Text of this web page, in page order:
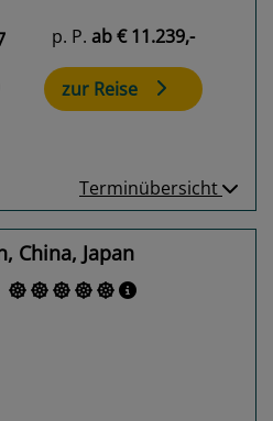
p. P. ab€ 11.239,-
zur Reise
Terminübersicht
China, Japan